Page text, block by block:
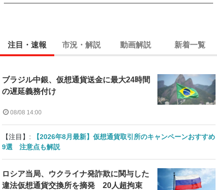
注目・速報 市況・解説 動画解説 新着一覧
ブラジル中銀、仮想通貨送金に最大24時間
の遅延義務付け
08/08 14:00
【注目】:
【2026年8月最新】仮想通貨取引所のキャンペーンおすすめ
9選 注意点も解説
ロシア当局、ウクライナ発詐欺に関与した
違法仮想通貨交換所を摘発 20人超拘束